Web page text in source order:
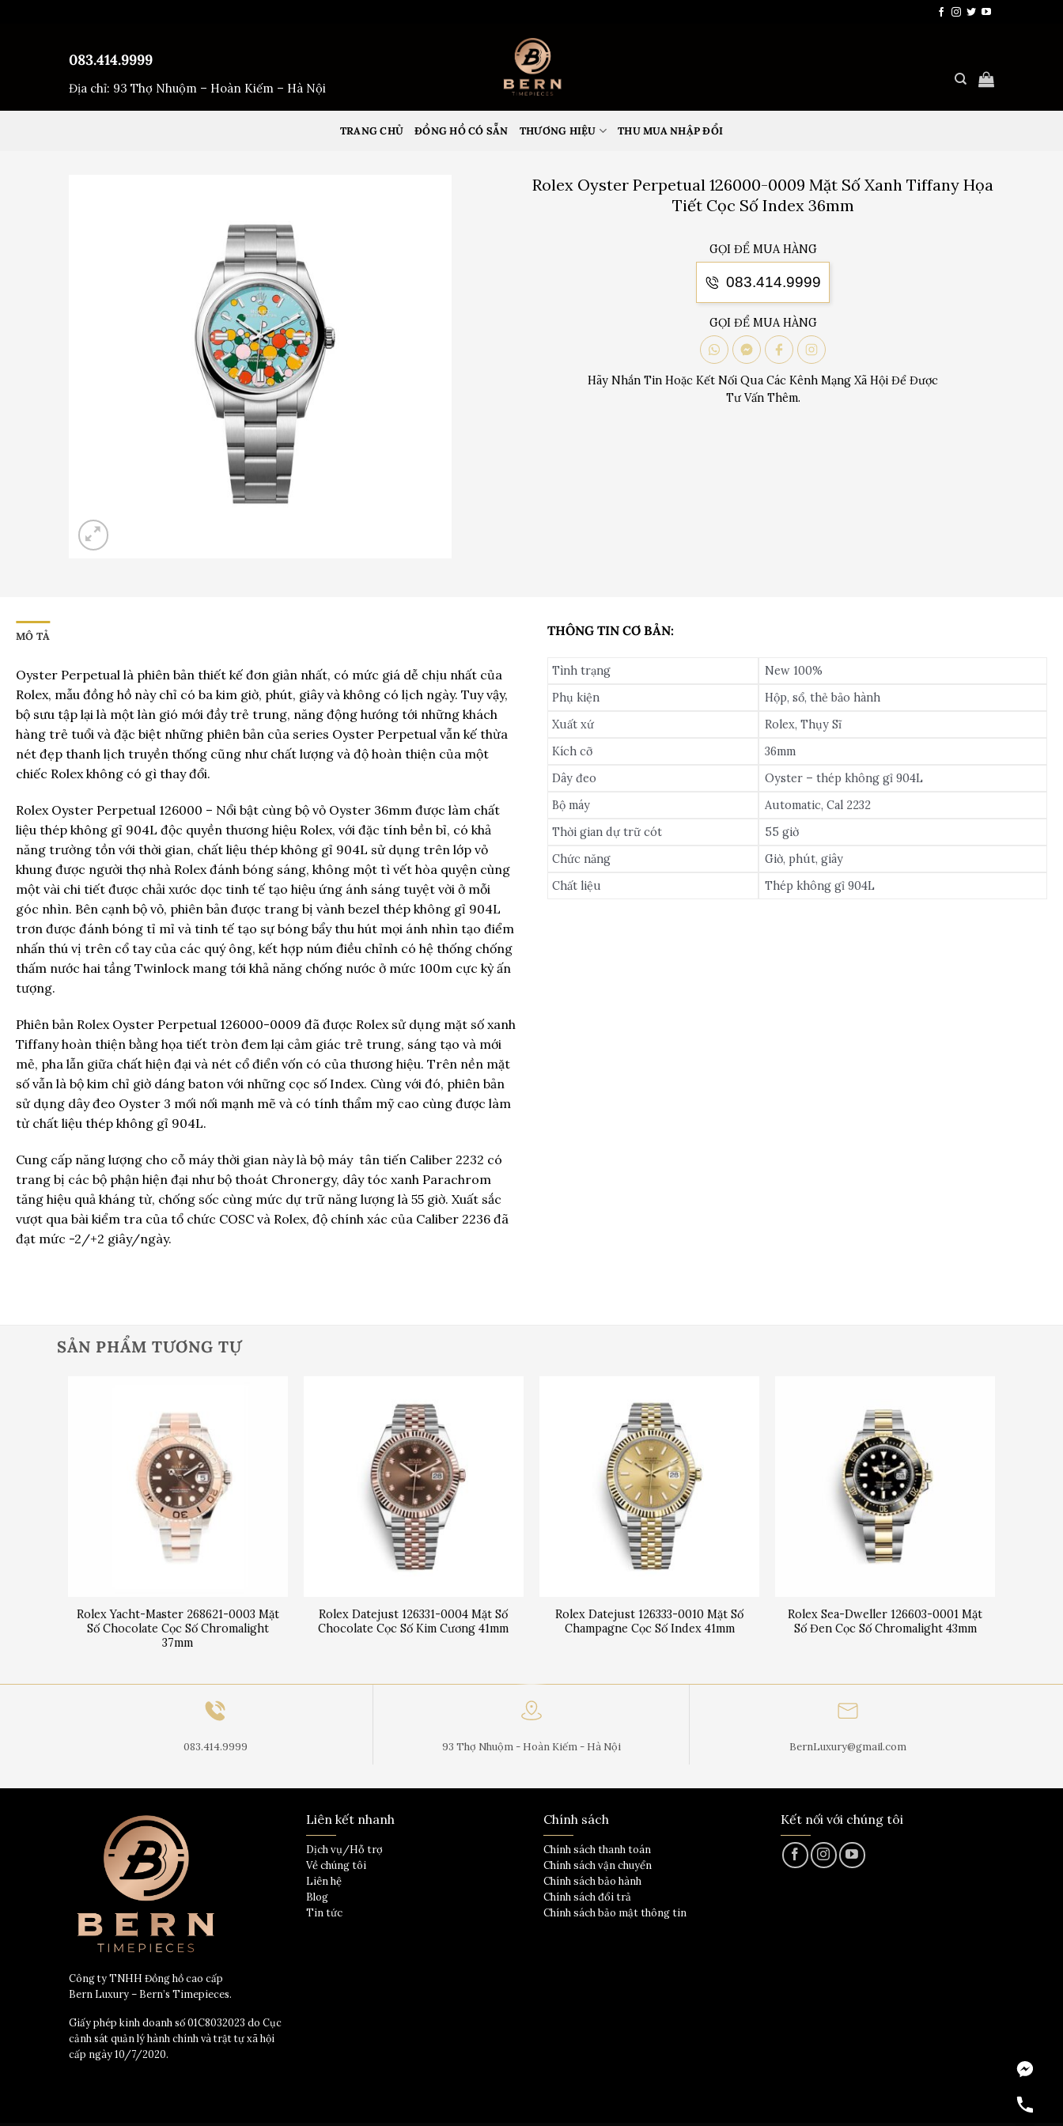
083.414.9999
Địa chỉ: 93 Thợ Nhuộm – Hoàn Kiếm – Hà Nội
TRANG CHỦ ĐỒNG HỒ CÓ SẴN THƯƠNG HIỆU THU MUA NHẬP ĐỔI
Rolex Oyster Perpetual 126000-0009 Mặt Số Xanh Tiffany Họa
Tiết Cọc Số Index 36mm
GỌI ĐỂ MUA HÀNG
083.414.9999
GỌI ĐỂ MUA HÀNG
Hãy Nhắn Tin Hoặc Kết Nối Qua Các Kênh Mạng Xã Hội Để Được
Tư Vấn Thêm.
MÔ TẢ
Oyster Perpetual là phiên bản thiết kế đơn giản nhất, có mức giá dễ chịu nhất của
Rolex, mẫu đồng hồ này chỉ có ba kim giờ, phút, giây và không có lịch ngày. Tuy vậy,
bộ sưu tập lại là một làn gió mới đầy trẻ trung, năng động hướng tới những khách
hàng trẻ tuổi và đặc biệt những phiên bản của series Oyster Perpetual vẫn kế thừa
nét đẹp thanh lịch truyền thống cũng như chất lượng và độ hoàn thiện của một
chiếc Rolex không có gì thay đổi.
Rolex Oyster Perpetual 126000 – Nổi bật cùng bộ vỏ Oyster 36mm được làm chất
liệu thép không gỉ 904L độc quyền thương hiệu Rolex, với đặc tính bền bỉ, có khả
năng trường tồn với thời gian, chất liệu thép không gỉ 904L sử dụng trên lớp vỏ
khung được người thợ nhà Rolex đánh bóng sáng, không một tì vết hòa quyện cùng
một vài chi tiết được chải xước dọc tinh tế tạo hiệu ứng ánh sáng tuyệt vời ở mỗi
góc nhìn. Bên cạnh bộ vỏ, phiên bản được trang bị vành bezel thép không gỉ 904L
trơn được đánh bóng tỉ mỉ và tinh tế tạo sự bóng bẩy thu hút mọi ánh nhìn tạo điểm
nhấn thú vị trên cổ tay của các quý ông, kết hợp núm điều chỉnh có hệ thống chống
thấm nước hai tầng Twinlock mang tới khả năng chống nước ở mức 100m cực kỳ ấn
tượng.
Phiên bản Rolex Oyster Perpetual 126000-0009 đã được Rolex sử dụng mặt số xanh
Tiffany hoàn thiện bằng họa tiết tròn đem lại cảm giác trẻ trung, sáng tạo và mới
mẻ, pha lẫn giữa chất hiện đại và nét cổ điển vốn có của thương hiệu. Trên nền mặt
số vẫn là bộ kim chỉ giờ dáng baton với những cọc số Index. Cùng với đó, phiên bản
sử dụng dây đeo Oyster 3 mối nối mạnh mẽ và có tính thẩm mỹ cao cùng được làm
từ chất liệu thép không gỉ 904L.
Cung cấp năng lượng cho cỗ máy thời gian này là bộ máy tân tiến Caliber 2232 có
trang bị các bộ phận hiện đại như bộ thoát Chronergy, dây tóc xanh Parachrom
tăng hiệu quả kháng từ, chống sốc cùng mức dự trữ năng lượng là 55 giờ. Xuất sắc
vượt qua bài kiểm tra của tổ chức COSC và Rolex, độ chính xác của Caliber 2236 đã
đạt mức -2/+2 giây/ngày.
THÔNG TIN CƠ BẢN:
Tình trạng
New 100%
Phụ kiện
Hộp, sổ, thẻ bảo hành
Xuất xứ
Rolex, Thụy Sĩ
Kích cỡ
36mm
Dây đeo
Oyster – thép không gỉ 904L
Bộ máy
Automatic, Cal 2232
Thời gian dự trữ cót
55 giờ
Chức năng
Giờ, phút, giây
Chất liệu
Thép không gỉ 904L
SẢN PHẨM TƯƠNG TỰ
Rolex Yacht-Master 268621-0003 Mặt
Số Chocolate Cọc Số Chromalight
37mm
Rolex Datejust 126331-0004 Mặt Số
Chocolate Cọc Số Kim Cương 41mm
Rolex Datejust 126333-0010 Mặt Số
Champagne Cọc Số Index 41mm
Rolex Sea-Dweller 126603-0001 Mặt
Số Đen Cọc Số Chromalight 43mm
083.414.9999 93 Thợ Nhuộm - Hoàn Kiếm - Hà Nội BernLuxury@gmail.com
Công ty TNHH Đồng hồ cao cấp
Bern Luxury – Bern’s Timepieces.
Giấy phép kinh doanh số 01C8032023 do Cục
cảnh sát quản lý hành chính và trật tự xã hội
cấp ngày 10/7/2020.
Liên kết nhanh
Dịch vụ/Hỗ trợ
Về chúng tôi
Liên hệ
Blog
Tin tức
Chính sách
Chính sách thanh toán
Chính sách vận chuyển
Chính sách bảo hành
Chính sách đổi trả
Chính sách bảo mật thông tin
Kết nối với chúng tôi